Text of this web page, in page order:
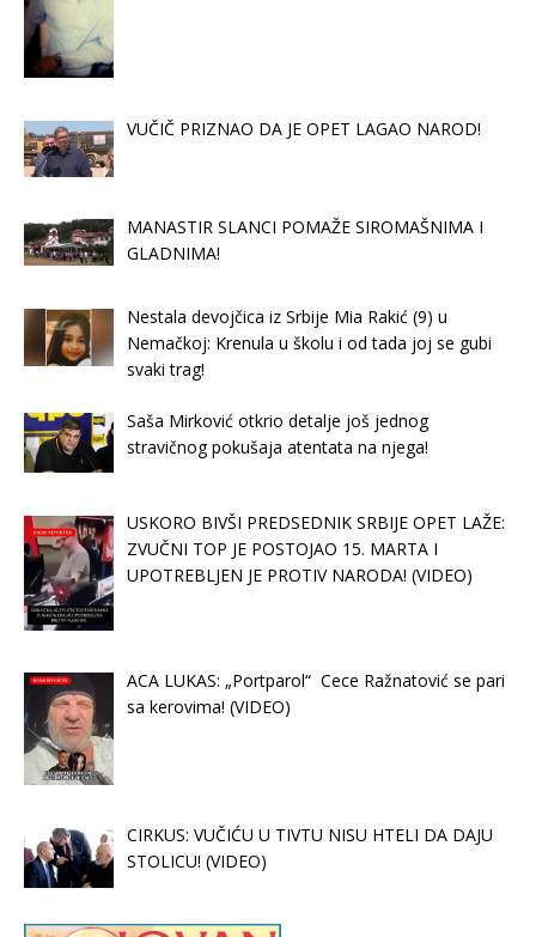
VUČIČ PRIZNAO DA JE OPET LAGAO NAROD!
MANASTIR SLANCI POMAŽE SIROMAŠNIMA I
GLADNIMA!
Nestala devojčica iz Srbije Mia Rakić (9) u
Nemačkoj: Krenula u školu i od tada joj se gubi
svaki trag!
Saša Mirković otkrio detalje još jednog
stravičnog pokušaja atentata na njega!
USKORO BIVŠI PREDSEDNIK SRBIJE OPET LAŽE:
ZVUČNI TOP JE POSTOJAO 15. MARTA I
UPOTREBLJEN JE PROTIV NARODA! (VIDEO)
ACA LUKAS: „Portparol“ Cece Ražnatović se pari
sa kerovima! (VIDEO)
CIRKUS: VUČIĆU U TIVTU NISU HTELI DA DAJU
STOLICU! (VIDEO)